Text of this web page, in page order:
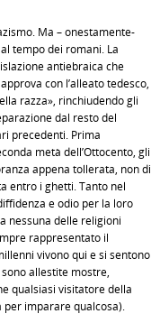
Ma – onestamente-
tempo dei romani. La
antiebraica che
con l’alleato tedesco,
razza», rinchiudendo gli
dal resto del
precedenti. Prima
metà dell’Ottocento, gli
appena tollerata, non di
entro i ghetti. Tanto nel
e odio per la loro
nessuna delle religioni
rappresentato il
vivono qui e si sentono
allestite mostre,
qualsiasi visitatore della
per imparare qualcosa).